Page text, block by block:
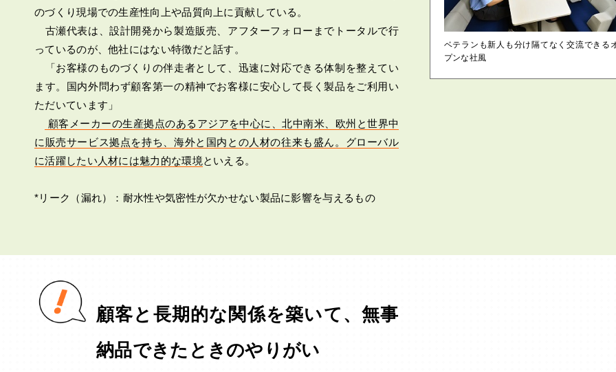
のづくり現場での生産性向上や品質向上に貢献している。
古瀬代表は、設計開発から製造販売、アフターフォローまでトータルで行
っているのが、他社にはない特徴だと話す。
「お客様のものづくりの伴走者として、迅速に対応できる体制を整えてい
ます。国内外問わず顧客第一の精神でお客様に安心して長く製品をご利用い
ただいています」
顧客メーカーの生産拠点のあるアジアを中心に、北中南米、欧州と世界中
に販売サービス拠点を持ち、海外と国内との人材の往来も盛ん。グローバル
に活躍したい人材には魅力的な環境といえる。
*リーク（漏れ）：耐水性や気密性が欠かせない製品に影響を与えるもの
ベテランも新人も分け隔てなく交流できる
プンな社風
顧客と長期的な関係を築いて、無事
納品できたときのやりがい